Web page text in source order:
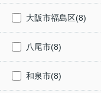
大阪市福島区(8)
八尾市(8)
和泉市(8)